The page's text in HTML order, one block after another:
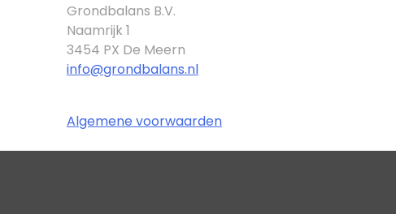
Grondbalans B.V.
Naamrijk 1
3454 PX De Meern
info@grondbalans.nl
Algemene voorwaarden